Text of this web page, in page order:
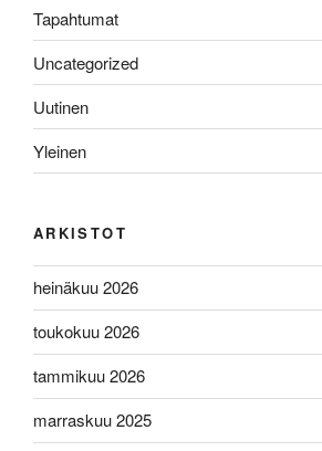
Tapahtumat
Uncategorized
Uutinen
Yleinen
ARKISTOT
heinäkuu 2026
toukokuu 2026
tammikuu 2026
marraskuu 2025